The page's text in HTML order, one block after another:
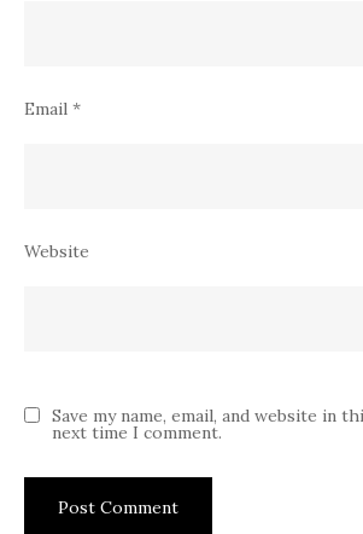
Email *
Website
Save my name, email, and website in
next time I comment.